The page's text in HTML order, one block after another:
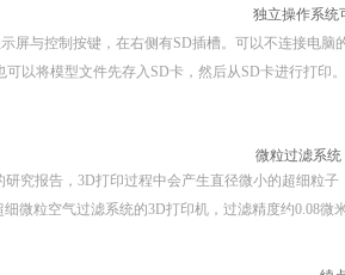
独立操作系统
屏与控制按键，在右侧有SD插槽。可以不连接电脑
可以将模型文件先存入 SD卡，然后从SD卡进行打印
微粒过滤系
究报告， 3D打印过程中会产生直径微小的超细粒子
微粒空气过滤系统的3D打印机，过滤精度约0.08微